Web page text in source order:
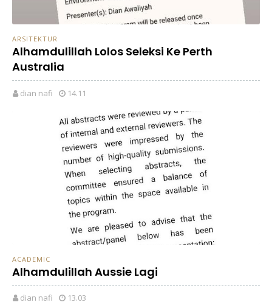
ARSITEKTUR
Alhamdulillah Lolos Seleksi Ke Perth
Australia
dian nafi 14.11
ACADEMIC
Alhamdulillah Aussie Lagi
dian nafi 13.03